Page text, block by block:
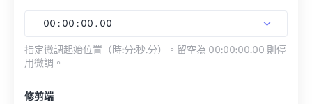
00 : 00 : 00 . 00
指定微調起始位置（時:分:秒.分）。留空為 00:00:00.00 則停
用微調。
修剪端